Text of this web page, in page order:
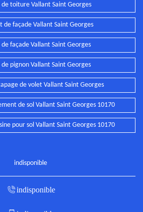
toiture Vallant Saint Georges
de façade Vallant Saint Georges
façade Vallant Saint Georges
pignon Vallant Saint Georges
de volet Vallant Saint Georges
de sol Vallant Saint Georges 10170
pour sol Vallant Saint Georges 10170
indisponible
indisponible